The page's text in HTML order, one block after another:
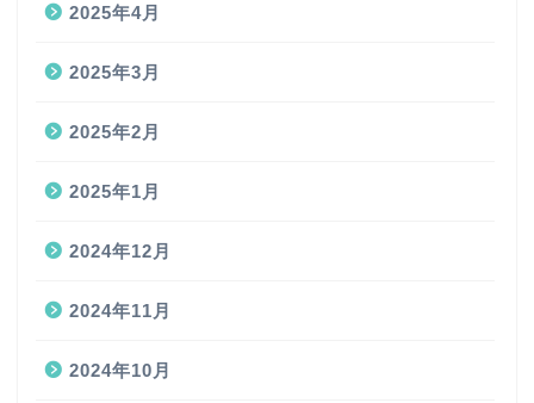
2025年4月
2025年3月
2025年2月
2025年1月
2024年12月
2024年11月
2024年10月